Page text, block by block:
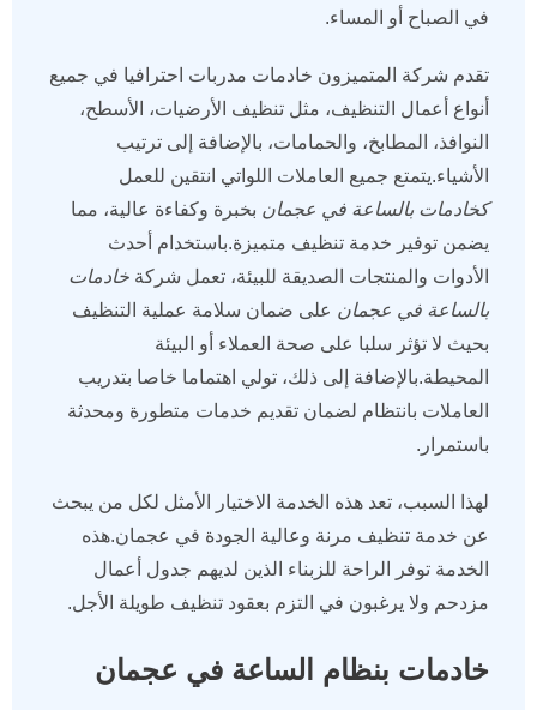
في الصباح أو المساء.
تقدم شركة المتميزون خادمات مدربات احترافيا في جميع
أنواع أعمال التنظيف، مثل تنظيف الأرضيات، الأسطح،
النوافذ، المطابخ، والحمامات، بالإضافة إلى ترتيب
الأشياء.يتمتع جميع العاملات اللواتي انتقين للعمل
كخادمات بالساعة في عجمان بخبرة وكفاءة عالية، مما
يضمن توفير خدمة تنظيف متميزة.باستخدام أحدث
الأدوات والمنتجات الصديقة للبيئة، تعمل شركة خادمات
بالساعة في عجمان على ضمان سلامة عملية التنظيف
بحيث لا تؤثر سلبا على صحة العملاء أو البيئة
المحيطة.بالإضافة إلى ذلك، تولي اهتماما خاصا بتدريب
العاملات بانتظام لضمان تقديم خدمات متطورة ومحدثة
باستمرار.
لهذا السبب، تعد هذه الخدمة الاختيار الأمثل لكل من يبحث
عن خدمة تنظيف مرنة وعالية الجودة في عجمان.هذه
الخدمة توفر الراحة للزبناء الذين لديهم جدول أعمال
مزدحم ولا يرغبون في التزم بعقود تنظيف طويلة الأجل.
خادمات بنظام الساعة في عجمان